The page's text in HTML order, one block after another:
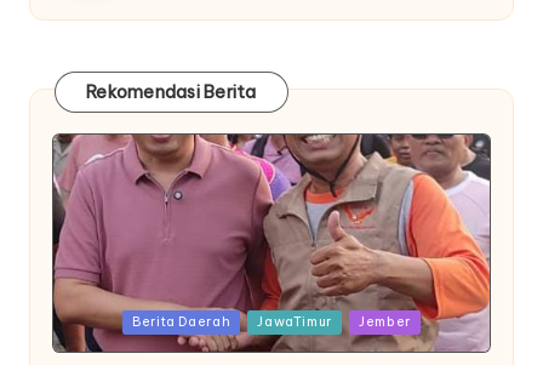
Rekomendasi Berita
Posted
Berita Daerah JawaTimur Jember